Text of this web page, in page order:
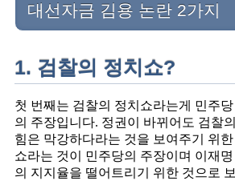
대선자금 김용 논란 2가지
1. 검찰의 정치쇼?
첫 번째는 검찰의 정치쇼라는게 민주당
의 주장입니다. 정권이 바뀌어도 검찰의
힘은 막강하다라는 것을 보여주기 위한
쇼라는 것이 민주당의 주장이며 이재명
의 지지율을 떨어트리기 위한 것으로 보